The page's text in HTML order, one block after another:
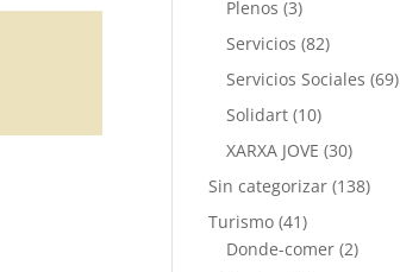
Plenos (3)
Servicios (82)
Servicios Sociales (69)
Solidart (10)
XARXA JOVE (30)
Sin categorizar (138)
Turismo (41)
Donde-comer (2)